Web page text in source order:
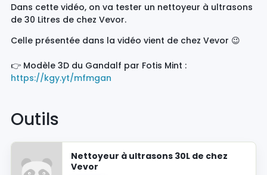
Dans cette vidéo, on va tester un nettoyeur à ultrasons
de 30 Litres de chez Vevor.
Celle présentée dans la vidéo vient de chez Vevor 😉
👉 Modèle 3D du Gandalf par Fotis Mint :
https://kgy.yt/mfmgan
Outils
Nettoyeur à ultrasons 30L de chez
Vevor